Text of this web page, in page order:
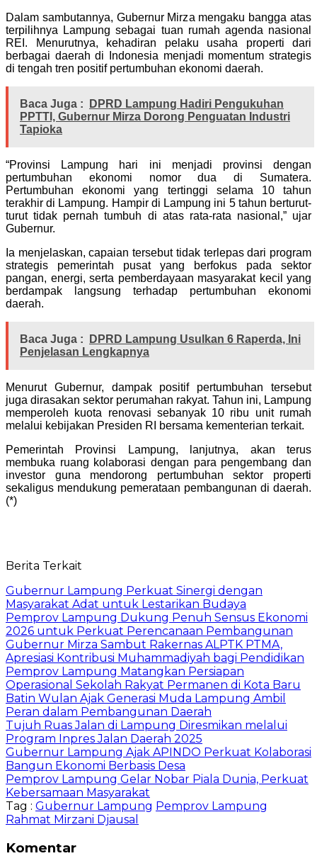
Dalam sambutannya, Gubernur Mirza mengaku bangga atas
terpilihnya Lampung sebagai tuan rumah agenda nasional
REI. Menurutnya, kehadiran pelaku usaha properti dari
berbagai daerah di Indonesia menjadi momentum strategis
di tengah tren positif pertumbuhan ekonomi daerah.
Baca Juga :
DPRD Lampung Hadiri Pengukuhan
PPTTI, Gubernur Mirza Dorong Penguatan Industri
Tapioka
“Provinsi Lampung hari ini menjadi provinsi dengan
pertumbuhan ekonomi nomor dua di Sumatera.
Pertumbuhan ekonomi yang tertinggi selama 10 tahun
terakhir di Lampung. Hampir di Lampung ini 5 tahun berturut-
turut tidak pernah tumbuh di atas rata-rata nasional,” ujar
Gubernur.
Ia menjelaskan, capaian tersebut tidak terlepas dari program
strategis pemerintah pusat yang berfokus pada sektor
pangan, energi, serta pemberdayaan masyarakat kecil yang
berdampak langsung terhadap pertumbuhan ekonomi
daerah.
Baca Juga :
DPRD Lampung Usulkan 6 Raperda, Ini
Penjelasan Lengkapnya
Menurut Gubernur, dampak positif pertumbuhan tersebut
juga dirasakan sektor perumahan rakyat. Tahun ini, Lampung
memperoleh kuota renovasi sebanyak 10 ribu unit rumah
melalui kebijakan Presiden RI bersama kementerian terkait.
Pemerintah Provinsi Lampung, lanjutnya, akan terus
membuka ruang kolaborasi dengan para pengembang dan
investor guna mendorong pertumbuhan sektor properti
sekaligus mendukung pemerataan pembangunan di daerah.
(*)
Berita Terkait
Gubernur Lampung Perkuat Sinergi dengan
Masyarakat Adat untuk Lestarikan Budaya
Pemprov Lampung Dukung Penuh Sensus Ekonomi
2026 untuk Perkuat Perencanaan Pembangunan
Gubernur Mirza Sambut Rakernas ALPTK PTMA,
Apresiasi Kontribusi Muhammadiyah bagi Pendidikan
Pemprov Lampung Matangkan Persiapan
Operasional Sekolah Rakyat Permanen di Kota Baru
Batin Wulan Ajak Generasi Muda Lampung Ambil
Peran dalam Pembangunan Daerah
Tujuh Ruas Jalan di Lampung Diresmikan melalui
Program Inpres Jalan Daerah 2025
Gubernur Lampung Ajak APINDO Perkuat Kolaborasi
Bangun Ekonomi Berbasis Desa
Pemprov Lampung Gelar Nobar Piala Dunia, Perkuat
Kebersamaan Masyarakat
Tag : Gubernur Lampung Pemprov Lampung
Rahmat Mirzani Djausal
Komentar